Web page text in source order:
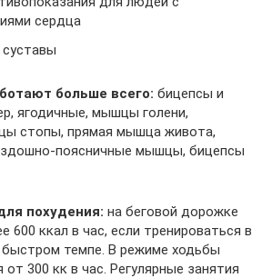
сердца
больше всего: бицепсы и
ягодичные, мышцы голени,
стопы, прямая мышца живота,
поясничные мышцы, бицепсы
похудения: на беговой дорожке
600 ккал в час, если тренироваться в
быстром темпе. В режиме ходьбы
300 кк в час. Регулярные занятия